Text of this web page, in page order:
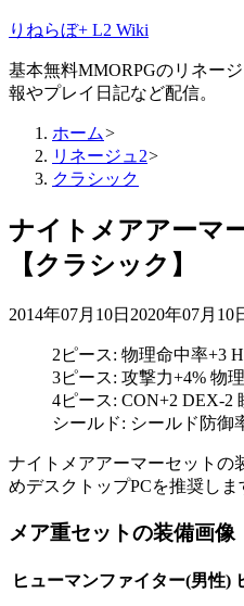
りねらぼ+ L2 Wiki
基本無料MMORPGのリネー
報やプレイ日記など配信。
ホーム>
リネージュ2>
クラシック
ナイトメアアーマ
【クラシック】
2014年07月10日 2020年07月10
2ピース: 物理命中率+3
3ピース: 攻撃力+4% 物
4ピース: CON+2 DEX-2
シールド: シールド防御
ナイトメアアーマーセットの
めデスクトップPCを推奨しま
メア重セットの装備画像
ヒューマンファイター(男性)